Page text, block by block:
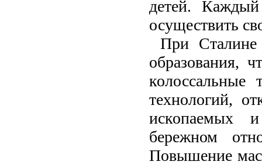
детей.
осуществить
При
образования,
колоссальные
технологий,
ископаемых
бережном
Повышение